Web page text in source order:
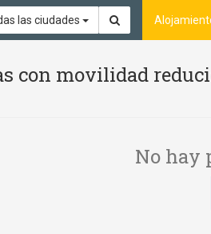
las ciudades
con movilidad
No hay